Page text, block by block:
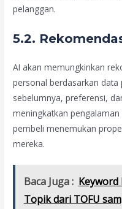
pelanggan.
5.2.
AI akan memungkinkan
personal berdasarkan data
sebelumnya, preferensi,
meningkatkan
pembeli menemukan
mereka.
Baca Juga : Keyword
Topik dari TOFU